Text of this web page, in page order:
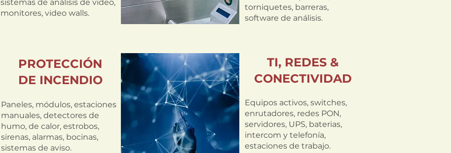
sistemas de análisis de video,
monitores, video walls.
torniquetes, barreras,
software de análisis.
PROTECCIÓN
DE INCENDIO
Paneles, módulos, estaciones
manuales, detectores de
humo, de calor, estrobos,
sirenas, alarmas, bocinas,
sistemas de aviso.
TI, REDES &
CONECTIVIDAD
Equipos activos, switches,
enrutadores, redes PON,
servidores, UPS, baterias,
intercom y telefonía,
estaciones de trabajo.